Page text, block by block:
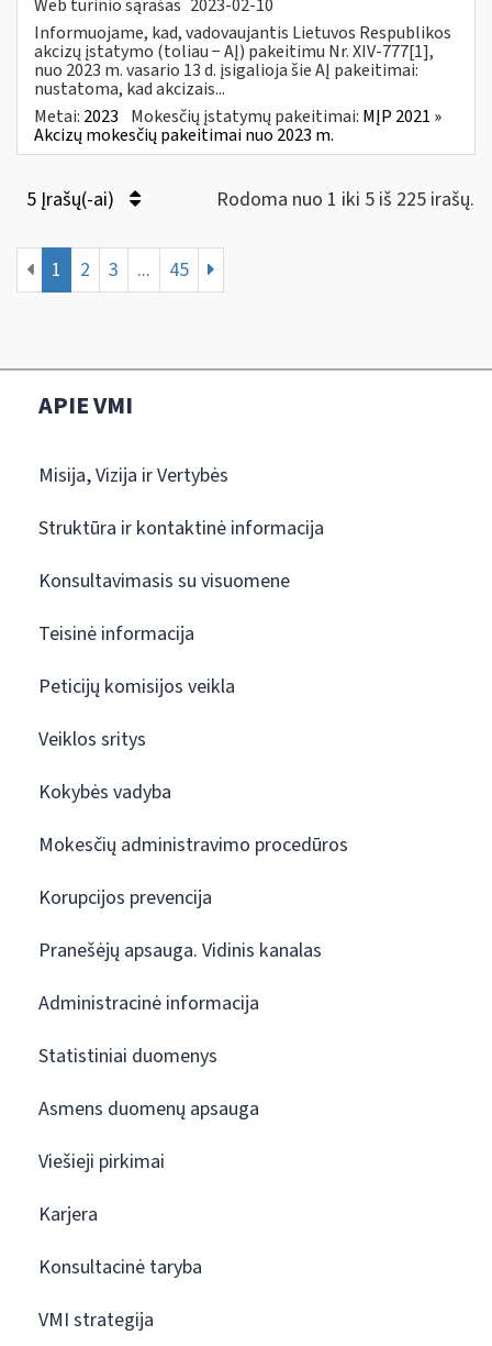
Web turinio sąrašas 2023-02-10
Informuojame, kad, vadovaujantis Lietuvos Respublikos
akcizų įstatymo (toliau − AĮ) pakeitimu Nr. XIV-777[1],
nuo 2023 m. vasario 13 d. įsigalioja šie AĮ pakeitimai:
nustatoma, kad akcizais...
Metai: 2023 Mokesčių įstatymų pakeitimai: MĮP 2021 »
Akcizų mokesčių pakeitimai nuo 2023 m.
5 Įrašų(-ai) Rodoma nuo 1 iki 5 iš 225 irašų.
1 2 3 ... 45
APIE VMI
Misija, Vizija ir Vertybės
Struktūra ir kontaktinė informacija
Konsultavimasis su visuomene
Teisinė informacija
Peticijų komisijos veikla
Veiklos sritys
Kokybės vadyba
Mokesčių administravimo procedūros
Korupcijos prevencija
Pranešėjų apsauga. Vidinis kanalas
Administracinė informacija
Statistiniai duomenys
Asmens duomenų apsauga
Viešieji pirkimai
Karjera
Konsultacinė taryba
VMI strategija